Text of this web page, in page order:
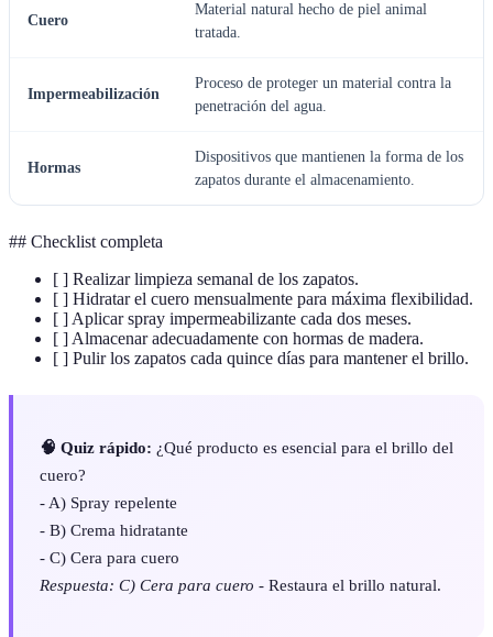
Cuero
Material natural hecho de piel animal
tratada.
Impermeabilización
Proceso de proteger un material contra la
penetración del agua.
Hormas
Dispositivos que mantienen la forma de los
zapatos durante el almacenamiento.
## Checklist completa
[ ] Realizar limpieza semanal de los zapatos.
[ ] Hidratar el cuero mensualmente para máxima flexibilidad.
[ ] Aplicar spray impermeabilizante cada dos meses.
[ ] Almacenar adecuadamente con hormas de madera.
[ ] Pulir los zapatos cada quince días para mantener el brillo.
🧠 Quiz rápido: ¿Qué producto es esencial para el brillo del
cuero?
- A) Spray repelente
- B) Crema hidratante
- C) Cera para cuero
Respuesta: C) Cera para cuero - Restaura el brillo natural.